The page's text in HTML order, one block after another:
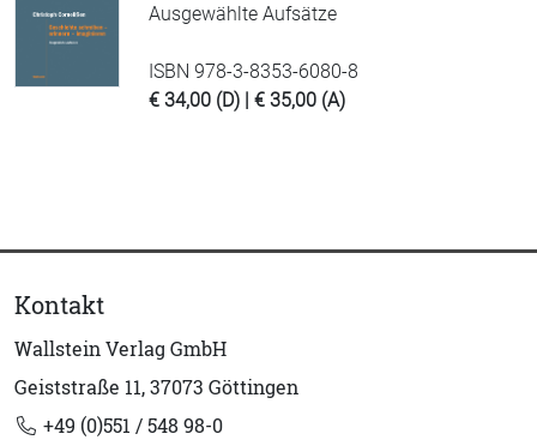
Ausgewählte Aufsätze
ISBN 978-3-8353-6080-8
€ 34,00 (D) | € 35,00 (A)
Kontakt
Wallstein Verlag GmbH
Geiststraße 11, 37073 Göttingen
+49 (0)551 / 548 98-0